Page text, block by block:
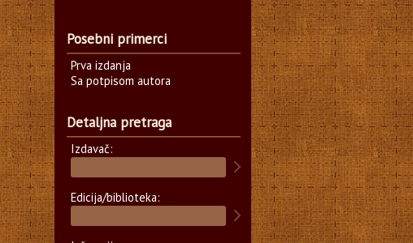
Posebni primerci
Prva izdanja
Sa potpisom autora
Detaljna pretraga
Izdavač:
Edicija/biblioteka: